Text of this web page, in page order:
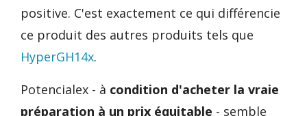
positive. C'est exactement ce qui différencie
ce produit des autres produits tels que
HyperGH14x.
Potencialex - à condition d'acheter la vraie
préparation à un prix équitable - semble